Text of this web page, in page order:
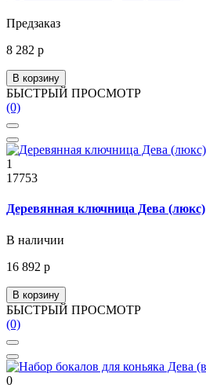
Предзаказ
8 282 р
В корзину
БЫСТРЫЙ ПРОСМОТР
(0)
1
17753
Деревянная ключница Дева (люкс)
В наличии
16 892 р
В корзину
БЫСТРЫЙ ПРОСМОТР
(0)
0